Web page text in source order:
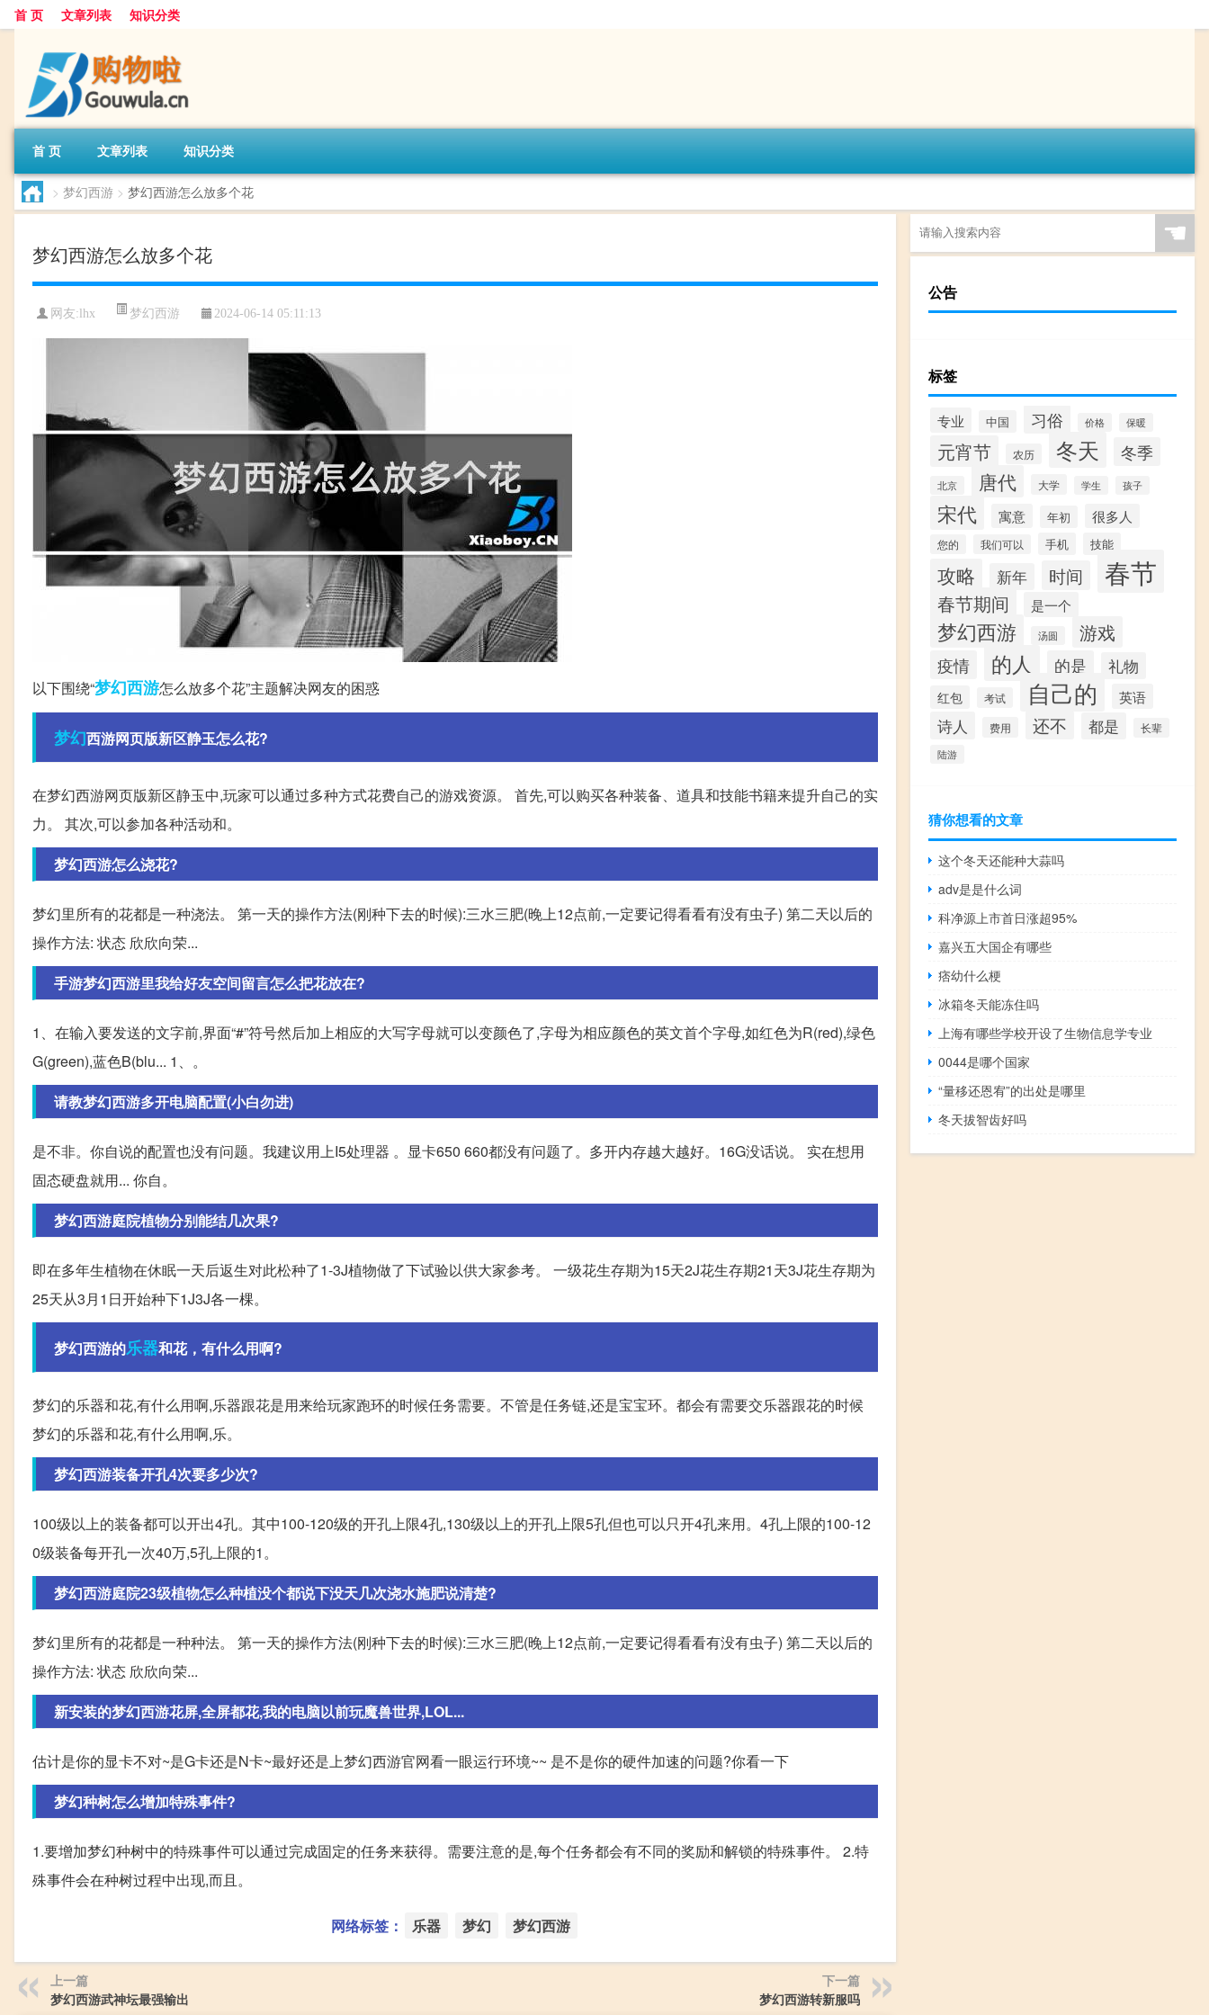
首 页 文章列表 知识分类
首 页 文章列表 知识分类
> 梦幻西游 > 梦幻西游怎么放多个花
梦幻西游怎么放多个花
网友: lhx 梦幻西游 2024-06-14 05:11:13
以下围绕“梦幻西游怎么放多个花”主题解决网友的困惑
梦幻西游网页版新区静玉怎么花?
在梦幻西游网页版新区静玉中,玩家可以通过多种方式花费自己的游戏资源。 首先,可以购买各种装备、道具和技能书籍来提升自己的实
力。 其次,可以参加各种活动和。
梦幻西游怎么浇花?
梦幻里所有的花都是一种浇法。 第一天的操作方法(刚种下去的时候):三水三肥(晚上12点前,一定要记得看看有没有虫子) 第二天以后的
操作方法: 状态 欣欣向荣...
手游梦幻西游里我给好友空间留言怎么把花放在?
1、在输入要发送的文字前,界面“#”符号然后加上相应的大写字母就可以变颜色了,字母为相应颜色的英文首个字母,如红色为R(red),绿色
G(green),蓝色B(blu... 1、。
请教梦幻西游多开电脑配置(小白勿进)
是不非。你自说的配置也没有问题。我建议用上I5处理器 。显卡650 660都没有问题了。多开内存越大越好。16G没话说。 实在想用
固态硬盘就用... 你自。
梦幻西游庭院植物分别能结几次果?
即在多年生植物在休眠一天后返生对此松种了1-3J植物做了下试验以供大家参考。 一级花生存期为15天2J花生存期21天3J花生存期为
25天从3月1日开始种下1J3J各一棵。
梦幻西游的乐器和花，有什么用啊?
梦幻的乐器和花,有什么用啊,乐器跟花是用来给玩家跑环的时候任务需要。不管是任务链,还是宝宝环。都会有需要交乐器跟花的时候
梦幻的乐器和花,有什么用啊,乐。
梦幻西游装备开孔4次要多少次?
100级以上的装备都可以开出4孔。其中100-120级的开孔上限4孔,130级以上的开孔上限5孔但也可以只开4孔来用。4孔上限的100-12
0级装备每开孔一次40万,5孔上限的1。
梦幻西游庭院23级植物怎么种植没个都说下没天几次浇水施肥说清楚?
梦幻里所有的花都是一种种法。 第一天的操作方法(刚种下去的时候):三水三肥(晚上12点前,一定要记得看看有没有虫子) 第二天以后的
操作方法: 状态 欣欣向荣...
新安装的梦幻西游花屏,全屏都花,我的电脑以前玩魔兽世界,LOL...
估计是你的显卡不对~是G卡还是N卡~最好还是上梦幻西游官网看一眼运行环境~~ 是不是你的硬件加速的问题?你看一下
梦幻种树怎么增加特殊事件?
1.要增加梦幻种树中的特殊事件可以通过完成固定的任务来获得。需要注意的是,每个任务都会有不同的奖励和解锁的特殊事件。 2.特
殊事件会在种树过程中出现,而且。
网络标签： 乐器 梦幻 梦幻西游
上一篇
梦幻西游武神坛最强输出
下一篇
梦幻西游转新服吗
☚
公告
标签
专业 中国 习俗 价格 保暖
元宵节 农历 冬天 冬季
北京 唐代 大学 学生 孩子
宋代 寓意 年初 很多人
您的 我们可以 手机 技能
攻略 新年 时间 春节
春节期间 是一个
梦幻西游 汤圆 游戏
疫情 的人 的是 礼物
红包 考试 自己的 英语
诗人 费用 还不 都是 长辈
陆游
猜你想看的文章
这个冬天还能种大蒜吗
adv是是什么词
科净源上市首日涨超95%
嘉兴五大国企有哪些
痞幼什么梗
冰箱冬天能冻住吗
上海有哪些学校开设了生物信息学专业
0044是哪个国家
“量移还恩宥”的出处是哪里
冬天拔智齿好吗